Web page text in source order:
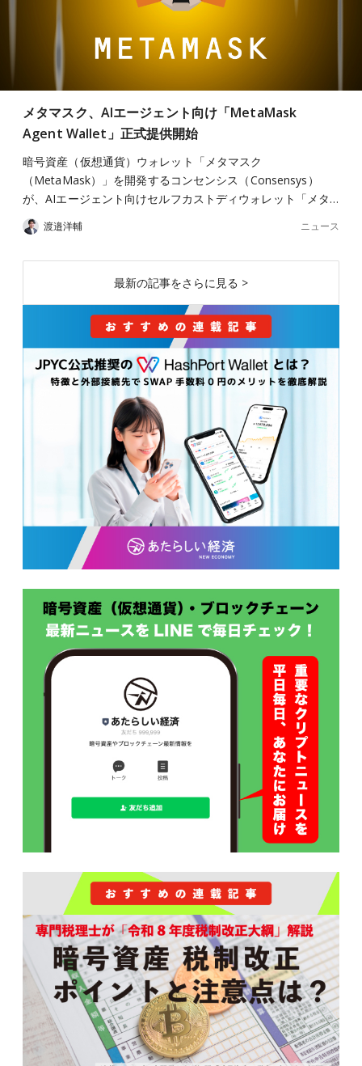
メタマスク、AIエージェント向け「MetaMask
Agent Wallet」正式提供開始
暗号資産（仮想通貨）ウォレット「メタマスク
（MetaMask）」を開発するコンセンシス（Consensys）
が、AIエージェント向けセルフカストディウォレット「メタ…
渡邉洋輔 ニュース
最新の記事をさらに見る >